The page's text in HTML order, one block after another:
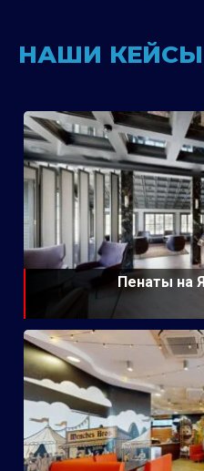
НАШИ КЕЙСЫ
Пенаты на